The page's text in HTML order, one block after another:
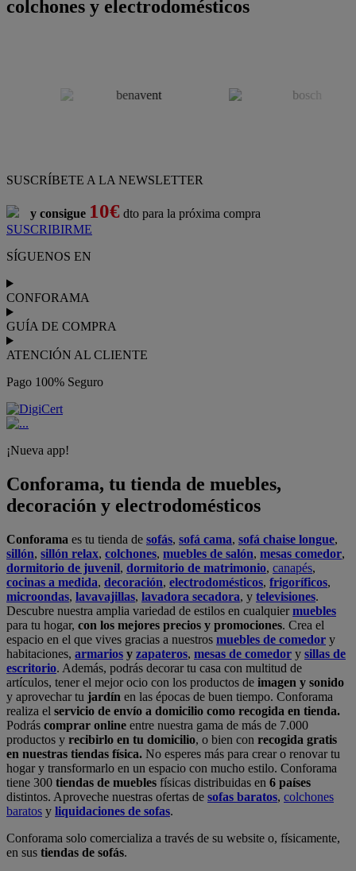
colchones y electrodomésticos
SUSCRÍBETE A LA NEWSLETTER
y consigue 10€ dto para la próxima compra
SUSCRIBIRME
SÍGUENOS EN
CONFORAMA
GUÍA DE COMPRA
ATENCIÓN AL CLIENTE
Pago 100% Seguro
¡Nueva app!
Conforama, tu tienda de muebles,
decoración y electrodomésticos
Conforama es tu tienda de sofás, sofá cama, sofá chaise longue,
sillón, sillón relax, colchones, muebles de salón, mesas comedor,
dormitorio de juvenil, dormitorio de matrimonio, canapés,
cocinas a medida, decoración, electrodomésticos, frigoríficos,
microondas, lavavajillas, lavadora secadora, y televisiones.
Descubre nuestra amplia variedad de estilos en cualquiermuebles
para tu hogar, con los mejores precios y promociones. Crea el
espacio en el que vives gracias a nuestros muebles de comedor y
habitaciones, armarios y zapateros, mesas de comedor y sillas de
escritorio. Además, podrás decorar tu casa con multitud de
artículos, tener el mejor ocio con los productos de imagen y sonido
y aprovechar tu jardín en las épocas de buen tiempo. Conforama
realiza el servicio de envío a domicilio como recogida en tienda.
Podrás comprar online entre nuestra gama de más de 7.000
productos y recibirlo en tu domicilio, o bien con recogida gratis
en nuestras tiendas física. No esperes más para crear o renovar tu
hogar y transformarlo en un espacio con mucho estilo. Conforama
tiene 300 tiendas de muebles físicas distribuidas en 6 países
distintos. Aproveche nuestras ofertas de sofas baratos, colchones
baratos y liquidaciones de sofas.
Conforama solo comercializa a través de su website o, físicamente,
en sus tiendas de sofás.